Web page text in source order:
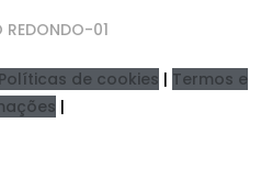
Políticas de cookies | Termos e
|